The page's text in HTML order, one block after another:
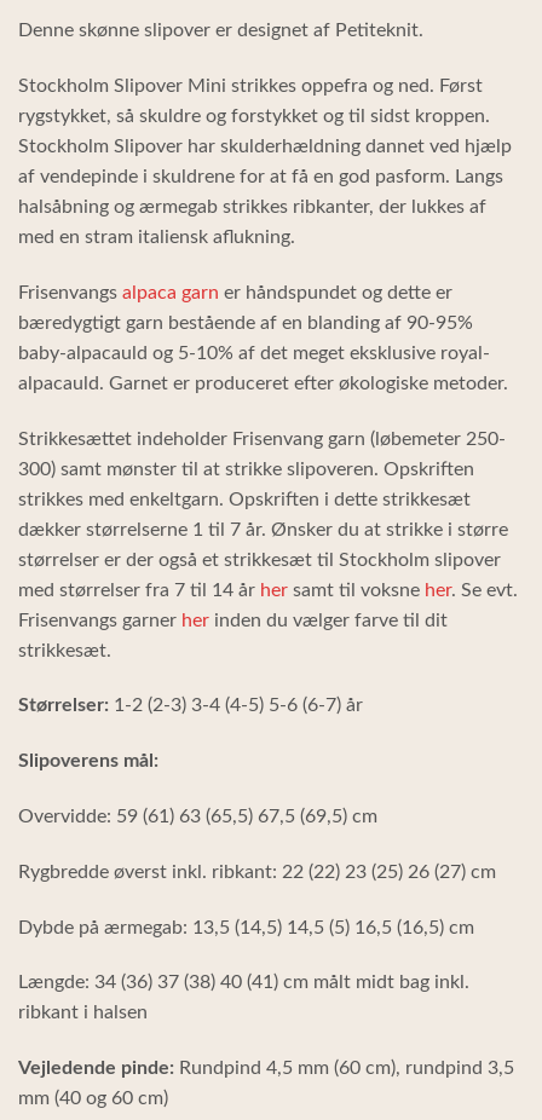
Denne skønne slipover er designet af Petiteknit.
Stockholm Slipover Mini strikkes oppefra og ned. Først
rygstykket, så skuldre og forstykket og til sidst kroppen.
Stockholm Slipover har skulderhældning dannet ved hjælp
af vendepinde i skuldrene for at få en god pasform. Langs
halsåbning og ærmegab strikkes ribkanter, der lukkes af
med en stram italiensk aflukning.
Frisenvangs alpaca garn er håndspundet og dette er
bæredygtigt garn bestående af en blanding af 90-95%
baby-alpacauld og 5-10% af det meget eksklusive royal-
alpacauld. Garnet er produceret efter økologiske metoder.
Strikkesættet indeholder Frisenvang garn (løbemeter 250-
300) samt mønster til at strikke slipoveren. Opskriften
strikkes med enkeltgarn. Opskriften i dette strikkesæt
dækker størrelserne 1 til 7 år. Ønsker du at strikke i større
størrelser er der også et strikkesæt til Stockholm slipover
med størrelser fra 7 til 14 år her samt til voksne her. Se evt.
Frisenvangs garner her inden du vælger farve til dit
strikkesæt.
Størrelser: 1-2 (2-3) 3-4 (4-5) 5-6 (6-7) år
Slipoverens mål:
Overvidde: 59 (61) 63 (65,5) 67,5 (69,5) cm
Rygbredde øverst inkl. ribkant: 22 (22) 23 (25) 26 (27) cm
Dybde på ærmegab: 13,5 (14,5) 14,5 (5) 16,5 (16,5) cm
Længde: 34 (36) 37 (38) 40 (41) cm målt midt bag inkl.
ribkant i halsen
Vejledende pinde: Rundpind 4,5 mm (60 cm), rundpind 3,5
mm (40 og 60 cm)